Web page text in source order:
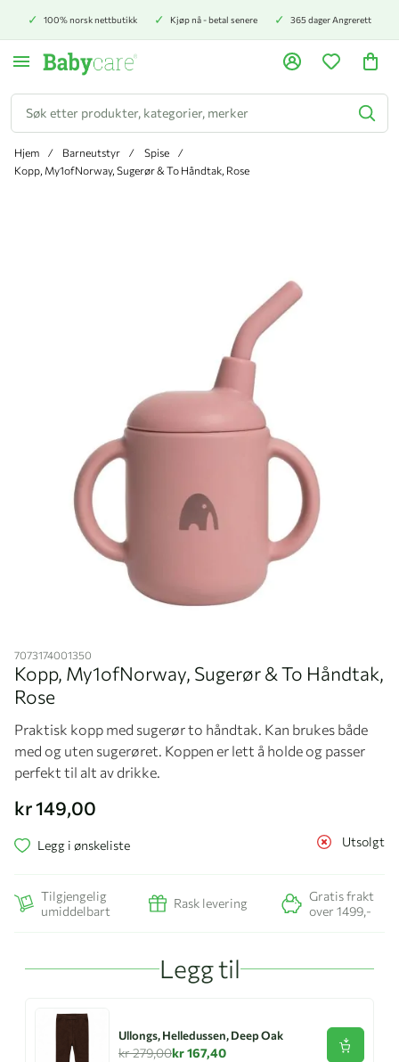
100% norsk nettbutikk Kjøp nå - betal senere 365 dager Angrerett
Søk
Hjem Barneutstyr
Spise
Kopp, My1ofNorway, Sugerør & To Håndtak, Rose
7073174001350
Kopp, My1ofNorway, Sugerør & To Håndtak,
Rose
Praktisk kopp med sugerør to håndtak. Kan brukes både
med og uten sugerøret. Koppen er lett å holde og passer
perfekt til alt av drikke.
kr 149,00
Utsolgt
Legg i ønskeliste
Tilgjengelig
umiddelbart
Rask levering
Gratis frakt
over 1499,-
Legg til
Ullongs, Helledussen, Deep Oak
kr 279,00kr 167,40 Se